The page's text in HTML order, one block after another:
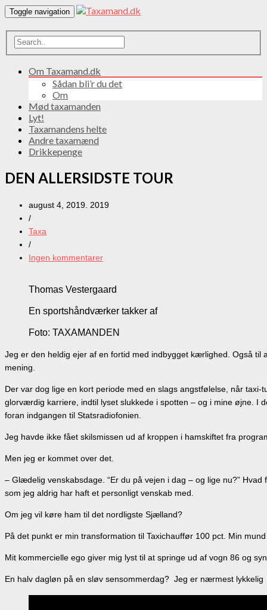
Toggle navigation
Om Taxamand.dk
Sådan bli’r du det
Om
Mød taxamanden
Lyt!
Taxamandens helte
Andre taxamænd
Drikkepenge
DEN ALLERSIDSTE TOUR
august 4, 2019. 2019
/
Taxa
/
Ingen kommentarer
Thomas Vestergaard
En sportshåndværker takker af
Foto: TAXAMANDEN
Jeg er den heldig ejer af en fortid med indbygget kærlighed. Også
mening.
Der var dog lige en kort periode med en slags angstfølelse, når
glorværdig karriere, indtil lyset slukkede i spotten – og i mine øjne. I
foran indgangen til Statsradiofonien.
Jeg havde ikke fået skilsmissen ud af kroppen i hamskiftet fra
Men jeg er kommet over det.
– Glædelig venskabsdage. “Er du på vejen i dag – og lige nu?”
som jeg aldrig har haft et personligt venskab med.
Om jeg vil køre ham til det nordligste Sjælland?
På det punkt er min transformation til Taxichauffør 100 pct. Min
Mit kommercielle ego giver mig lyst til at springe ud af vogn 86 og
En halv dagløn på en sløv sensommerdag? Jeg er nærmest lykkelig